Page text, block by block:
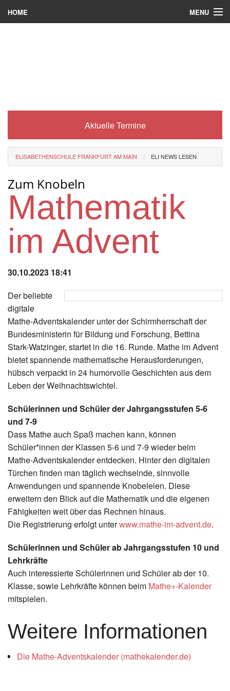
HOME MENU
Eli-Portal
Förderverein
Instagram
Aktuelle Termine
ELISABETHENSCHULE FRANKFURT AM MAIN ELI NEWS LESEN
Zum Knobeln
Mathematik
im Advent
30.10.2023 18:41
Der beliebte
digitale
Mathe-Adventskalender unter der Schirmherrschaft der
Bundesministerin für Bildung und Forschung, Bettina
Stark-Watzinger, startet in die 16. Runde. Mathe im Advent
bietet spannende mathematische Herausforderungen,
hübsch verpackt in 24 humorvolle Geschichten aus dem
Leben der Weihnachtswichtel.
Schülerinnen und Schüler der Jahrgangsstufen 5-6
und 7-9
Dass Mathe auch Spaß machen kann, können
Schüler*innen der Klassen 5-6 und 7-9 wieder beim
Mathe-Adventskalender entdecken. Hinter den digitalen
Türchen finden man täglich wechselnde, sinnvolle
Anwendungen und spannende Knobeleien. Diese
erweitern den Blick auf die Mathematik und die eigenen
Fähigkeiten weit über das Rechnen hinaus.
Die Registrierung erfolgt unterwww.mathe-im-advent.de.
Schülerinnen und Schüler ab Jahrgangsstufen 10 und
Lehrkräfte
Auch interessierte Schülerinnen und Schüler ab der 10.
Klasse, sowie Lehrkräfte können beim Mathe+-Kalender
mitspielen.
Weitere Informationen
Die Mathe-Adventskalender (mathekalender.de)